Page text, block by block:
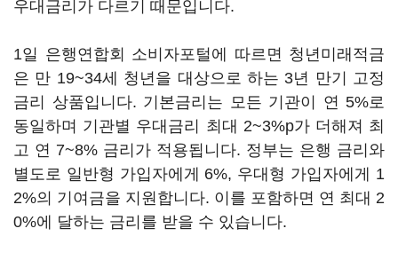
우대금리가 다르기 때문입니다.
1일 은행연합회 소비자포털에 따르면 청년미래적금
은 만 19~34세 청년을 대상으로 하는 3년 만기 고정
금리 상품입니다. 기본금리는 모든 기관이 연 5%로
동일하며 기관별 우대금리 최대 2~3%p가 더해져 최
고 연 7~8% 금리가 적용됩니다. 정부는 은행 금리와
별도로 일반형 가입자에게 6%, 우대형 가입자에게 1
2%의 기여금을 지원합니다. 이를 포함하면 연 최대 2
0%에 달하는 금리를 받을 수 있습니다.